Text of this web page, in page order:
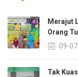
Merajut
Orang
09-
Tak